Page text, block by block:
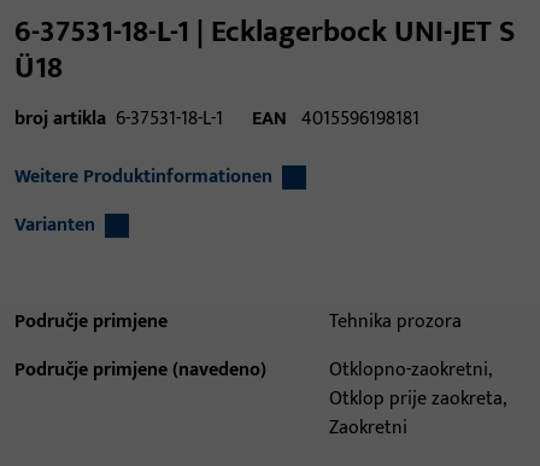
6-37531-18-L-1 | Ecklagerbock UNI-JET S
Ü18
broj artikla 6-37531-18-L-1 EAN 4015596198181
Weitere Produktinformationen
Varianten
Područje primjene
Tehnika prozora
Područje primjene (navedeno)
Otklopno-zaokretni,
Otklop prije zaokreta,
Zaokretni